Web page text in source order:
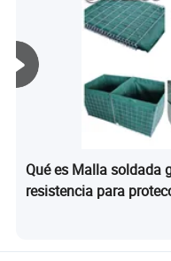
Qué es Malla soldada
resistencia para